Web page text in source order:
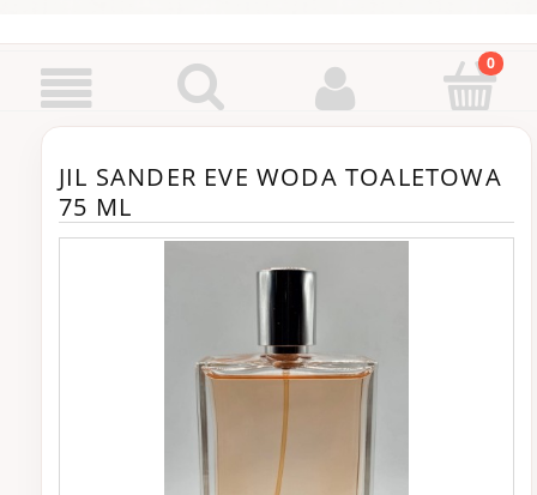
JIL SANDER EVE WODA TOALETOWA
75 ML